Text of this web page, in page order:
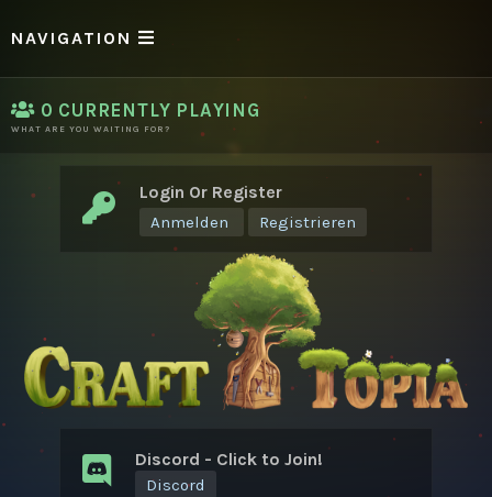
NAVIGATION
0 CURRENTLY PLAYING
WHAT ARE YOU WAITING FOR?
Login Or Register
Anmelden Registrieren
Discord - Click to Join!
Discord